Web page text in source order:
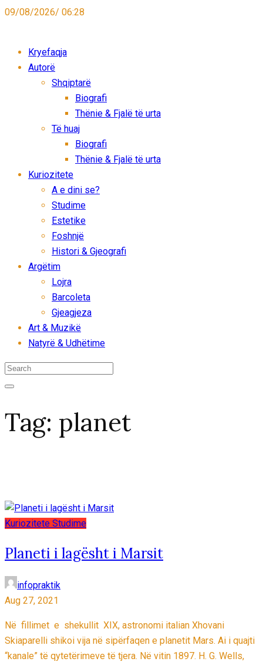
09/08/2026/ 06:28
Kryefaqja
Autorë
Shqiptarë
Biografi
Thënie & Fjalë të urta
Të huaj
Biografi
Thënie & Fjalë të urta
Kuriozitete
A e dini se?
Studime
Estetike
Foshnjë
Histori & Gjeografi
Argëtim
Lojra
Barcoleta
Gjeagjeza
Art & Muzikë
Natyrë & Udhëtime
Tag: planet
Kuriozitete Studime
Planeti i lagësht i Marsit
infopraktik
Aug 27, 2021
Në fillimet e shekullit XIX, astronomi italian Xhovani
Skiaparelli shikoi vija në sipërfaqen e planetit Mars. Ai i quajti
“kanale” të qytetërimeve të tjera. Në vitin 1897. H. G. Wells,